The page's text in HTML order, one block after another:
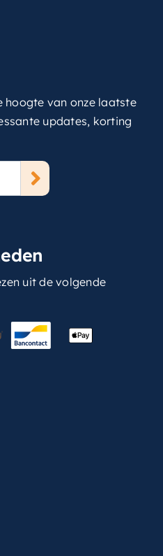
hoogte van onze laatste
updates, korting
uit de volgende